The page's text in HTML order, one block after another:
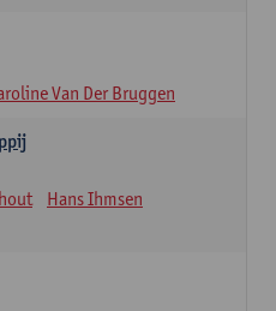
Van Der Bruggen
Hans Ihmsen